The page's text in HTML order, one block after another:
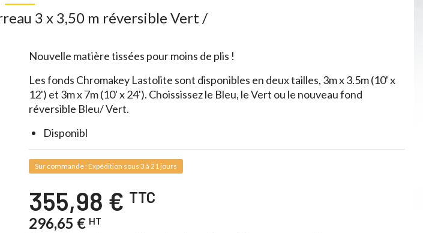
3 x 3,50 m réversible Vert /
Nouvelle matière tissées pour moins de plis !
Les fonds Chromakey Lastolite sont disponibles en deux tailles, 3m x 3.5m (10' x
12') et 3m x 7m (10' x 24'). Choississez le Bleu, le Vert ou le nouveau fond
réversible Bleu/ Vert.
Disponibl
Sur commande : Expédition sous 3 à 21 jours
355,98 € TTC
296,65 € HT